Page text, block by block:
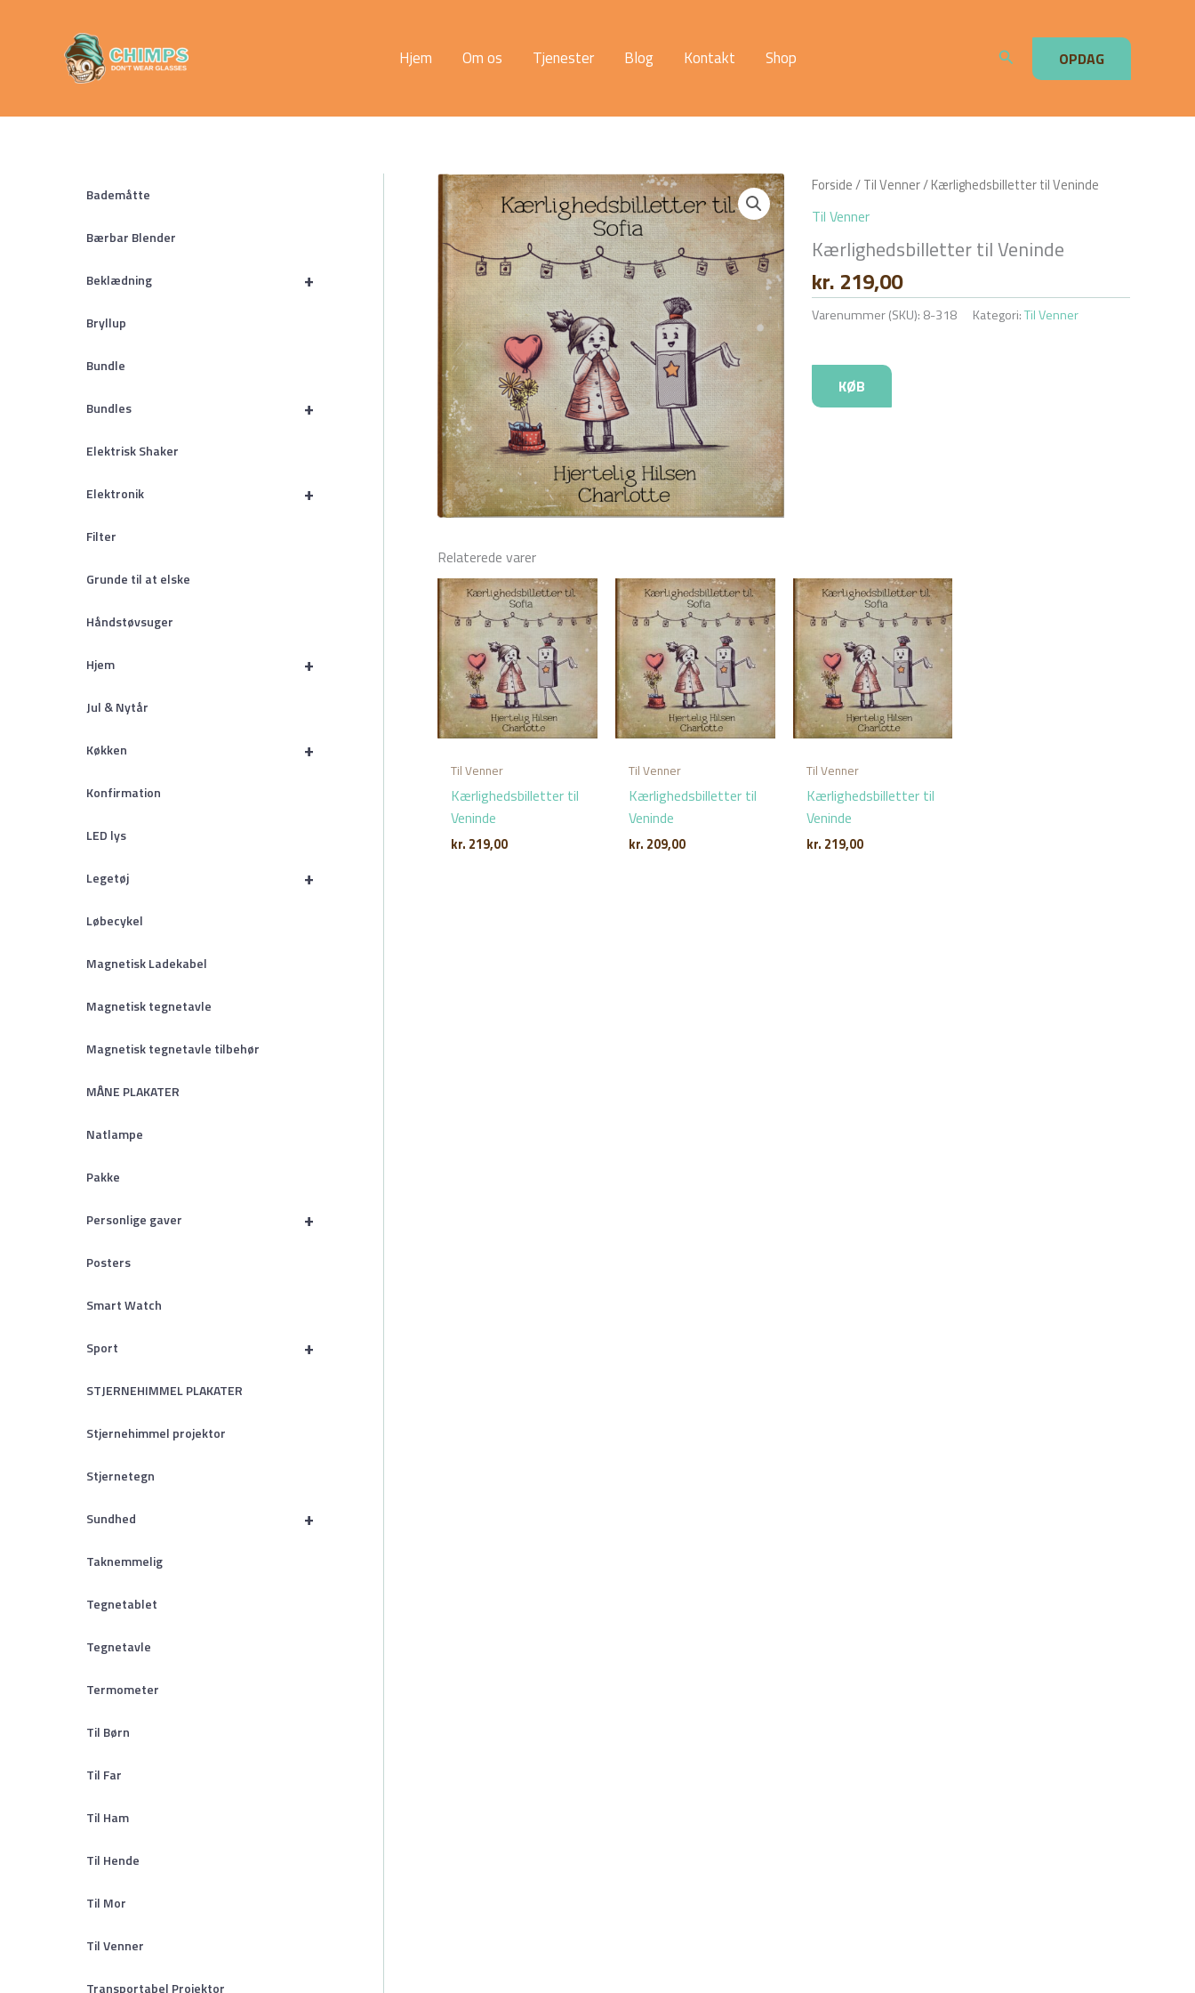
Hjem Om os Tjenester Blog Kontakt Shop Søg OPDAG
Bademåtte
Bærbar Blender
+
Beklædning
Bryllup
Bundle
+
Bundles
Elektrisk Shaker
+
Elektronik
Filter
Grunde til at elske
Håndstøvsuger
+
Hjem
Jul & Nytår
+
Køkken
Konfirmation
LED lys
+
Legetøj
Løbecykel
Magnetisk Ladekabel
Magnetisk tegnetavle
Magnetisk tegnetavle tilbehør
MÅNE PLAKATER
Natlampe
Pakke
+
Personlige gaver
Posters
Smart Watch
+
Sport
STJERNEHIMMEL PLAKATER
Stjernehimmel projektor
Stjernetegn
+
Sundhed
Taknemmelig
Tegnetablet
Tegnetavle
Termometer
Til Børn
Til Far
Til Ham
Til Hende
Til Mor
Til Venner
Transportabel Projektor
Forside/Til Venner/ Kærlighedsbilletter til Veninde
Til Venner
Kærlighedsbilletter til Veninde
kr. 219,00
Varenummer (SKU): 8-318 Kategori:Til Venner
KØB
Relaterede varer
Til Venner
Kærlighedsbilletter til
Veninde
kr. 219,00
Til Venner
Kærlighedsbilletter til
Veninde
kr. 209,00
Til Venner
Kærlighedsbilletter til
Veninde
kr. 219,00